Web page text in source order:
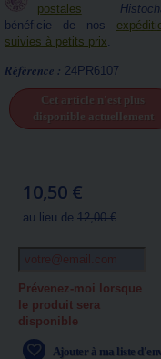
postales
bénéficie de nos
suivies à petits prix.
Référence : 24PR6107
Cet article n'est plus
disponible actuellement
10,50 €
au lieu de 12,00 €
Prévenez-moi lorsque
le produit sera
disponible
Ajouter à ma liste